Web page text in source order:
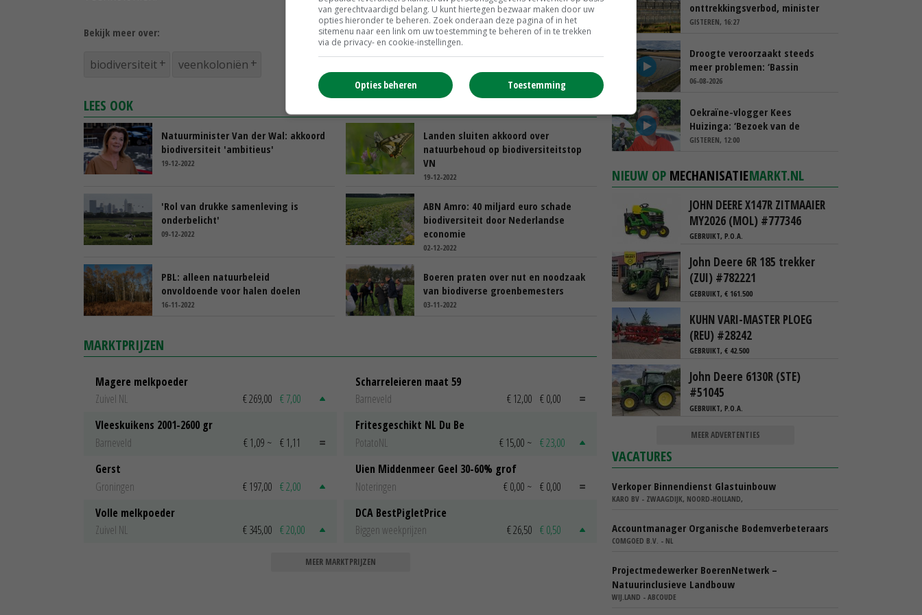
Bekijk meer over:
biodiversiteit veenkoloniën
LEES OOK
Natuurminister Van der Wal: akkoord
biodiversiteit 'ambitieus'
19-12-2022
Landen sluiten akkoord over
natuurbehoud op biodiversiteitstop
VN
19-12-2022
'Rol van drukke samenleving is
onderbelicht'
09-12-2022
ABN Amro: 40 miljard euro schade
biodiversiteit door Nederlandse
economie
02-12-2022
PBL: alleen natuurbeleid
onvoldoende voor halen doelen
16-11-2022
Boeren praten over nut en noodzaak
van biodiverse groenbemesters
03-11-2022
MARKTPRIJZEN
Magere melkpoeder
Zuivel NL
€ 269,00 € 7,00
Vleeskuikens 2001-2600 gr
Barneveld
€ 1,09 ~ € 1,11
Gerst
Groningen
€ 197,00 € 2,00
Volle melkpoeder
Zuivel NL
€ 345,00 € 20,00
Scharreleieren maat 59
Barneveld
€ 12,00 € 0,00
Fritesgeschikt NL Du Be
PotatoNL
€ 15,00 ~ € 23,00
Uien Middenmeer Geel 30-60% grof
Noteringen
€ 0,00 ~ € 0,00
DCA BestPigletPrice
Biggen weekprijzen
€ 26,50 € 0,50
MEER MARKTPRIJZEN
onttrekkingsverbod, minister
spreekt van ‘ondernemersrisico’
GISTEREN, 16:27
Droogte veroorzaakt steeds
meer problemen: ‘Bassin
afgelopen week al leeg’
06-08-2026
Oekraïne-vlogger Kees
Huizinga: ‘Bezoek van de
ambassade mag zelf groente
GISTEREN, 12:00
NIEUW OP MECHANISATIEMARKT.NL
JOHN DEERE X147R ZITMAAIER
MY2026 (MOL) #777346
GEBRUIKT, P.O.A.
John Deere 6R 185 trekker
(ZUI) #782221
GEBRUIKT, € 161.500
KUHN VARI-MASTER PLOEG
(REU) #28242
GEBRUIKT, € 42.500
John Deere 6130R (STE)
#51045
GEBRUIKT, P.O.A.
MEER ADVERTENTIES
VACATURES
Verkoper Binnendienst Glastuinbouw
KARO BV - ZWAAGDIJK, NOORD-HOLLAND,
Accountmanager Organische Bodemverbeteraars
COMGOED B.V. - NL
Projectmedewerker BoerenNetwerk –
Natuurinclusieve Landbouw
WIJ.LAND - ABCOUDE
van gerechtvaardigd belang. U kunt hiertegen bezwaar maken door uw
opties hieronder te beheren. Zoek onderaan deze pagina of in het
sitemenu naar een link om uw toestemming te beheren of in te trekken
via de privacy- en cookie-instellingen.
Toestemming
Opties beheren